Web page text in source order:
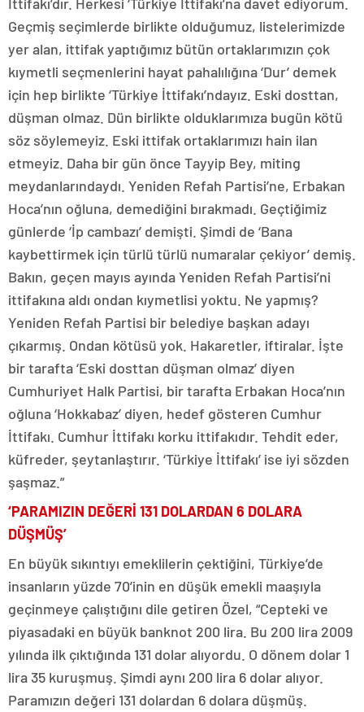
Geçmiş seçimlerde birlikte olduğumuz, listelerimizde
yer alan, ittifak yaptığımız bütün ortaklarımızın çok
kıymetli seçmenlerini hayat pahalılığına ‘Dur’ demek
için hep birlikte ‘Türkiye İttifakı’ndayız. Eski dosttan,
düşman olmaz. Dün birlikte olduklarımıza bugün kötü
söz söylemeyiz. Eski ittifak ortaklarımızı hain ilan
etmeyiz. Daha bir gün önce Tayyip Bey, miting
meydanlarındaydı. Yeniden Refah Partisi’ne, Erbakan
Hoca’nın oğluna, demediğini bırakmadı. Geçtiğimiz
günlerde ‘İp cambazı’ demişti. Şimdi de ‘Bana
kaybettirmek için türlü türlü numaralar çekiyor’ demiş.
Bakın, geçen mayıs ayında Yeniden Refah Partisi’ni
ittifakına aldı ondan kıymetlisi yoktu. Ne yapmış?
Yeniden Refah Partisi bir belediye başkan adayı
çıkarmış. Ondan kötüsü yok. Hakaretler, iftiralar. İşte
bir tarafta ‘Eski dosttan düşman olmaz’ diyen
Cumhuriyet Halk Partisi, bir tarafta Erbakan Hoca’nın
oğluna ‘Hokkabaz’ diyen, hedef gösteren Cumhur
İttifakı. Cumhur İttifakı korku ittifakıdır. Tehdit eder,
küfreder, şeytanlaştırır. ‘Türkiye İttifakı’ ise iyi sözden
şaşmaz.”
‘PARAMIZIN DEĞERİ 131 DOLARDAN 6 DOLARA
DÜŞMÜŞ’
En büyük sıkıntıyı emeklilerin çektiğini, Türkiye’de
insanların yüzde 70’inin en düşük emekli maaşıyla
geçinmeye çalıştığını dile getiren Özel, “Cepteki ve
piyasadaki en büyük banknot 200 lira. Bu 200 lira 2009
yılında ilk çıktığında 131 dolar alıyordu. O dönem dolar 1
lira 35 kuruşmuş. Şimdi aynı 200 lira 6 dolar alıyor.
Paramızın değeri 131 dolardan 6 dolara düşmüş.